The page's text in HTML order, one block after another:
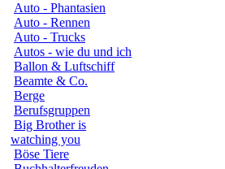
Auto - Phantasien
Auto - Rennen
Auto - Trucks
Autos - wie du und ich
Ballon & Luftschiff
Beamte & Co.
Berge
Berufsgruppen
Big Brother is
watching you
Böse Tiere